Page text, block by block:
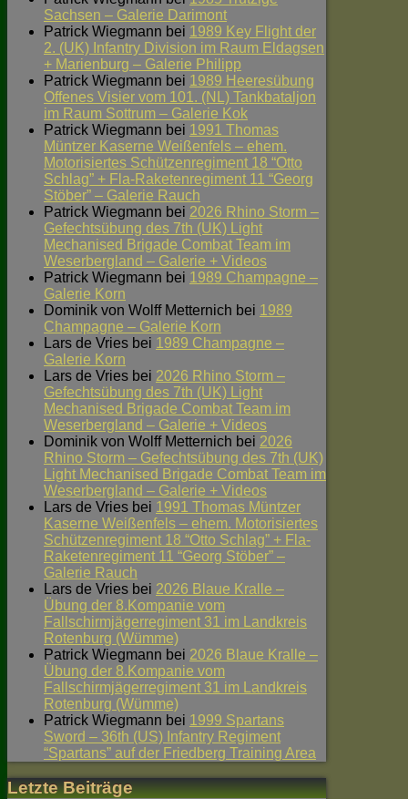
Sachsen – Galerie Darimont
Patrick Wiegmann bei 1989 Key Flight der
2. (UK) Infantry Division im Raum Eldagsen
+ Marienburg – Galerie Philipp
Patrick Wiegmann bei 1989 Heeresübung
Offenes Visier vom 101. (NL) Tankbataljon
im Raum Sottrum – Galerie Kok
Patrick Wiegmann bei 1991 Thomas
Müntzer Kaserne Weißenfels – ehem.
Motorisiertes Schützenregiment 18 “Otto
Schlag” + Fla-Raketenregiment 11 “Georg
Stöber” – Galerie Rauch
Patrick Wiegmann bei 2026 Rhino Storm –
Gefechtsübung des 7th (UK) Light
Mechanised Brigade Combat Team im
Weserbergland – Galerie + Videos
Patrick Wiegmann bei 1989 Champagne –
Galerie Korn
Dominik von Wolff Metternich bei 1989
Champagne – Galerie Korn
Lars de Vries bei 1989 Champagne –
Galerie Korn
Lars de Vries bei 2026 Rhino Storm –
Gefechtsübung des 7th (UK) Light
Mechanised Brigade Combat Team im
Weserbergland – Galerie + Videos
Dominik von Wolff Metternich bei 2026
Rhino Storm – Gefechtsübung des 7th (UK)
Light Mechanised Brigade Combat Team im
Weserbergland – Galerie + Videos
Lars de Vries bei 1991 Thomas Müntzer
Kaserne Weißenfels – ehem. Motorisiertes
Schützenregiment 18 “Otto Schlag” + Fla-
Raketenregiment 11 “Georg Stöber” –
Galerie Rauch
Lars de Vries bei 2026 Blaue Kralle –
Übung der 8.Kompanie vom
Fallschirmjägerregiment 31 im Landkreis
Rotenburg (Wümme)
Patrick Wiegmann bei 2026 Blaue Kralle –
Übung der 8.Kompanie vom
Fallschirmjägerregiment 31 im Landkreis
Rotenburg (Wümme)
Patrick Wiegmann bei 1999 Spartans
Sword – 36th (US) Infantry Regiment
“Spartans” auf der Friedberg Training Area
Letzte Beiträge